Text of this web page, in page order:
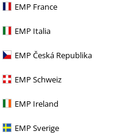
EMP France
EMP Italia
EMP Česká Republika
EMP Schweiz
EMP Ireland
EMP Sverige